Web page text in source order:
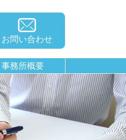
お問い合わせ
事務所概要